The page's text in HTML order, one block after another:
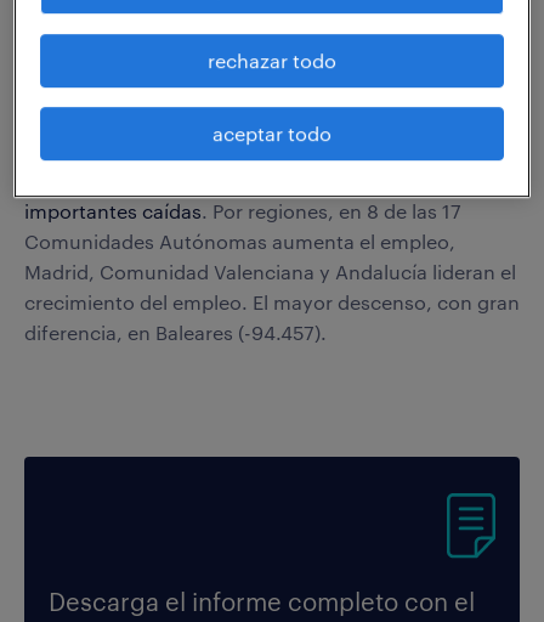
En términos interanuales,el crecimiento interanual
del empleo se acelera siete centésimas, hasta un
El empleo generado, propio de la época del año en la
que nos encontramos, se concentra en
importantes caídas. Por regiones, en 8 de las 17
Comunidades Autónomas aumenta el empleo,
Madrid, Comunidad Valenciana y Andalucía lideran el
crecimiento del empleo. El mayor descenso, con gran
diferencia, en Baleares (-94.457).
Descarga el informe completo con el
rechazar todo
aceptar todo